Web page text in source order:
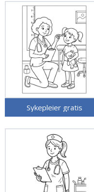
Sykepleier gratis